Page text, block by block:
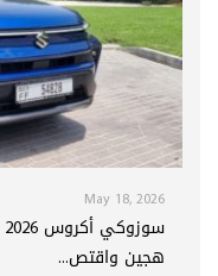
May 18, 2026
هجين واقتص...